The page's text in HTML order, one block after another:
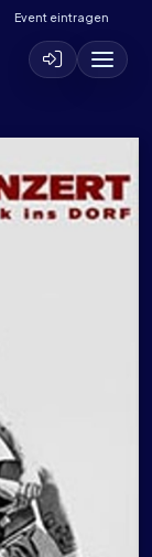
Event eintragen